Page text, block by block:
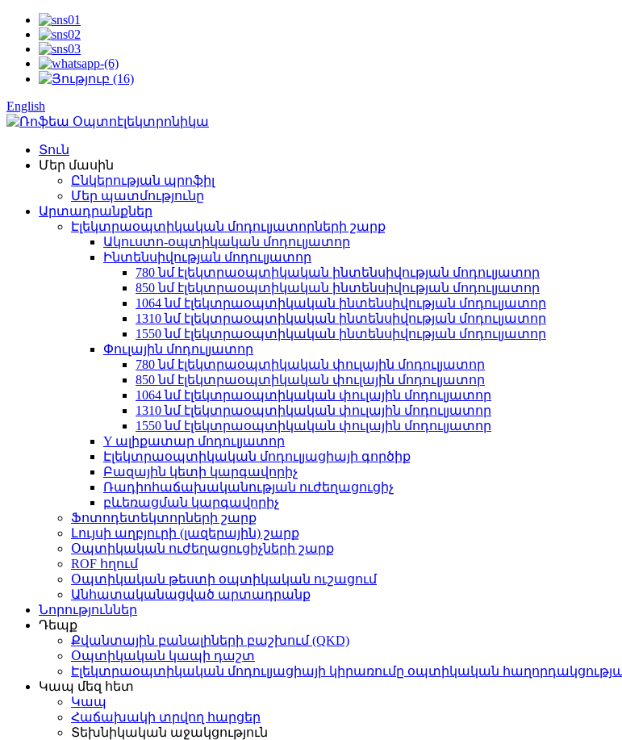
English
Տուն
Մեր մասին
Ընկերության պրոֆիլ
Մեր պատմությունը
Արտադրանքներ
Էլեկտրաօպտիկական մոդուլյատորների շարք
Ակուստո-օպտիկական մոդուլյատոր
Ինտենսիվության մոդուլյատոր
780 նմ էլեկտրաօպտիկական ինտենսիվության մոդուլյատոր
850 նմ էլեկտրաօպտիկական ինտենսիվության մոդուլյատոր
1064 նմ էլեկտրաօպտիկական ինտենսիվության մոդուլյատոր
1310 նմ էլեկտրաօպտիկական ինտենսիվության մոդուլյատոր
1550 նմ էլեկտրաօպտիկական ինտենսիվության մոդուլյատոր
Փուլային մոդուլյատոր
780 նմ էլեկտրաօպտիկական փուլային մոդուլյատոր
850 նմ էլեկտրաօպտիկական փուլային մոդուլյատոր
1064 նմ էլեկտրաօպտիկական փուլային մոդուլյատոր
1310 նմ էլեկտրաօպտիկական փուլային մոդուլյատոր
1550 նմ էլեկտրաօպտիկական փուլային մոդուլյատոր
Y ալիքատար մոդուլյատոր
Էլեկտրաօպտիկական մոդուլյացիայի գործիք
Բազային կետի կարգավորիչ
Ռադիոհաճախականության ուժեղացուցիչ
բևեռացման կարգավորիչ
Ֆոտոդետեկտորների շարք
Լույսի աղբյուրի (լազերային) շարք
Օպտիկական ուժեղացուցիչների շարք
ROF հղում
Օպտիկական թեստի օպտիկական ուշացում
Անհատականացված արտադրանք
Նորություններ
Դեպք
Քվանտային բանալիների բաշխում (QKD)
Օպտիկական կապի դաշտ
Էլեկտրաօպտիկական մոդուլյացիայի կիրառումը օպտիկական
Կապ մեզ հետ
Կապ
Հաճախակի տրվող հարցեր
Տեխնիկական աջակցություն